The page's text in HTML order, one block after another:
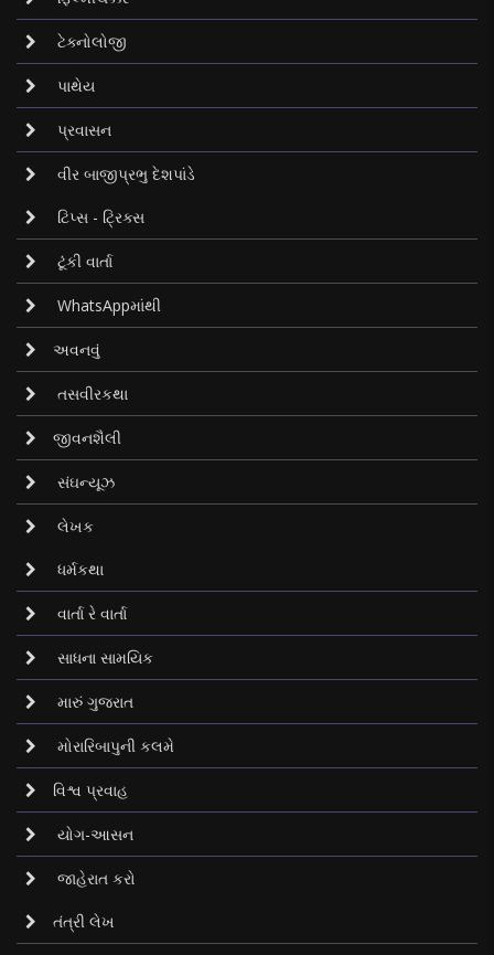
ટેક્નોલોજી
પાથેય
પ્રવાસન
વીર બાજીપ્રભુ દેશપાંડે
ટિપ્સ - ટ્રિક્સ
ટૂંકી વાર્તા
WhatsAppમાંથી
અવનવું
તસવીરકથા
જીવનશૈલી
સંઘન્યૂઝ
લેખક
ધર્મકથા
વાર્તા રે વાર્તા
સાધના સામયિક
મારું ગુજરાત
મોરારિબાપુની કલમે
વિશ્વ પ્રવાહ
યોગ-આસન
જાહેરાત કરો
તંત્રી લેખ